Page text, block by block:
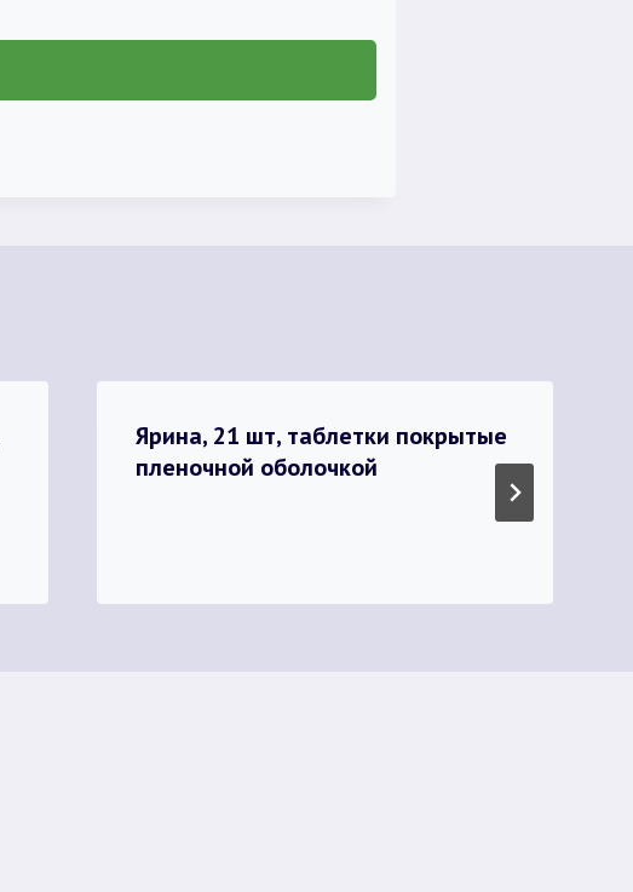
Ярина, 21 шт, таблетки покрытые
пленочной оболочкой